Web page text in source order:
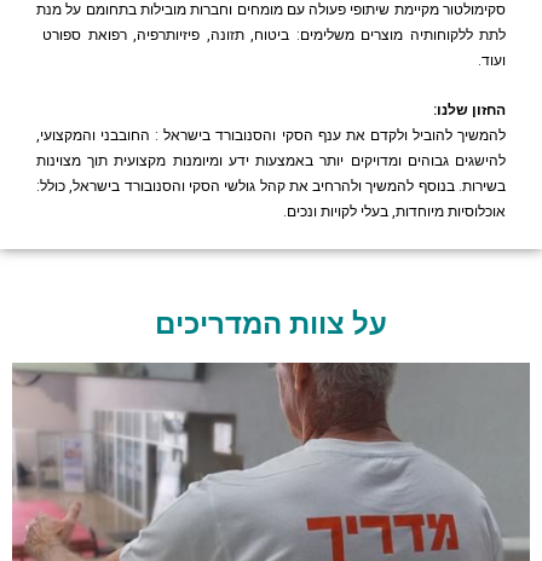
סקימולטור מקיימת שיתופי פעולה עם מומחים וחברות מובילות בתחומם על מנת
לתת ללקוחותיה מוצרים משלימים: ביטוח, תזונה, פיזיותרפיה, רפואת ספורט
ועוד.
החזון שלנו:
להמשיך להוביל ולקדם את ענף הסקי והסנובורד בישראל : החובבני והמקצועי,
להישגים גבוהים ומדויקים יותר באמצעות ידע ומיומנות מקצועית תוך מצוינות
בשירות. בנוסף להמשיך ולהרחיב את קהל גולשי הסקי והסנובורד בישראל, כולל:
אוכלוסיות מיוחדות, בעלי לקויות ונכים.
על צוות המדריכים